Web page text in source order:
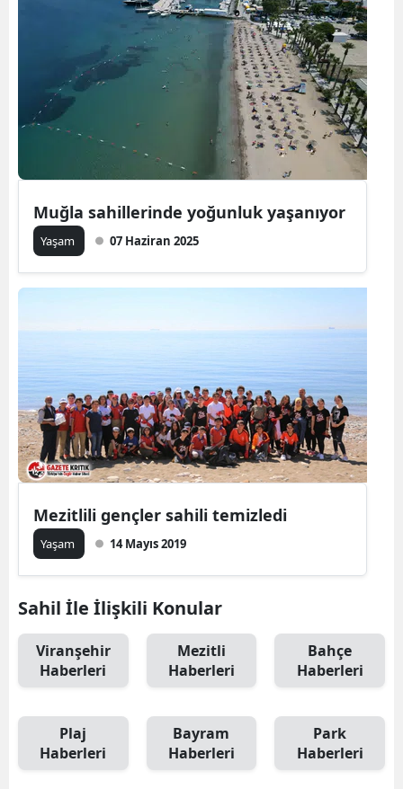
Muğla sahillerinde yoğunluk yaşanıyor
Yaşam 07 Haziran 2025
Mezitlili gençler sahili temizledi
Yaşam 14 Mayıs 2019
Sahil İle İlişkili Konular
Viranşehir
Haberleri
Mezitli
Haberleri
Bahçe
Haberleri
Plaj
Haberleri
Bayram
Haberleri
Park
Haberleri